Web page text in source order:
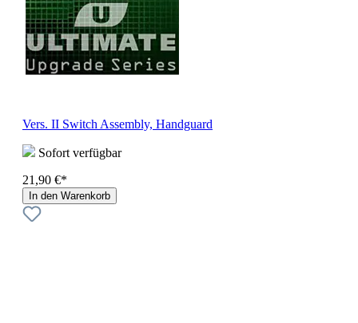
Vers. II Switch Assembly, Handguard
Sofort verfügbar
21,90 €*
In den Warenkorb